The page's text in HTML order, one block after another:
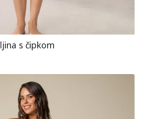
s čipkom